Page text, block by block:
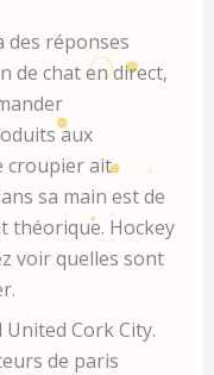
des réponses
de chat en direct,
aux
croupier ait
sa main est de
théorique. Hockey
voir quelles sont
Cork City.
de paris